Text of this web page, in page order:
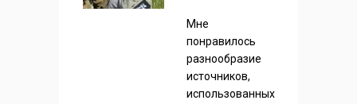
Мне
понравилось
разнообразие
источников,
использованных